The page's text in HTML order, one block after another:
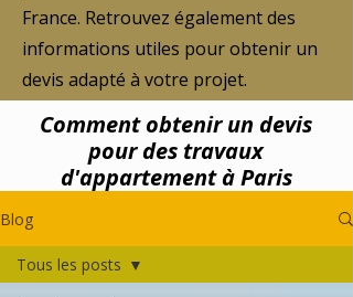
France. Retrouvez également des
informations utiles pour obtenir un
devis adapté à votre projet.
Comment obtenir un devis
pour des travaux
d'appartement à Paris
Blog
Tous les posts